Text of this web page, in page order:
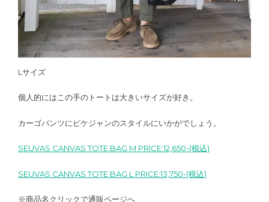
Lサイズ
個人的にはこの手のトートは大きいサイズが好き。
カーゴパンツにピケジャンのスタイルにいかがでしょう。
SEUVAS CANVAS TOTE BAG M PRICE:12,650-(税込)
SEUVAS CANVAS TOTE BAG L PRICE:13,750-(税込)
※商品名クリックで通販ページへ